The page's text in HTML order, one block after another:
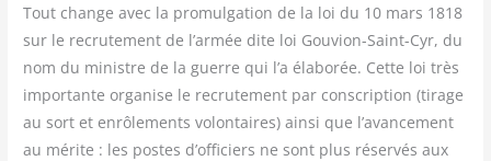
Tout change avec la pro­mul­ga­tion de la loi du 10 mars 1818
sur le recru­te­ment de l’armée dite loi Gou­vion-Saint-Cyr, du
nom du ministre de la guerre qui l’a éla­bo­rée. Cette loi très
impor­tante orga­nise le recru­te­ment par conscrip­tion (tirage
au sort et enrô­le­ments volon­taires) ain­si que l’avancement
au mérite : les postes d’officiers ne sont plus réser­vés aux